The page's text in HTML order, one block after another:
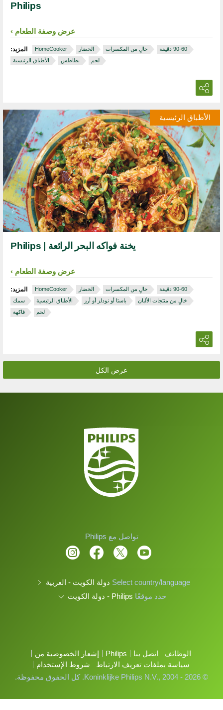
Philips
عرض وصفة الطعام
المزيد: HomeCooker الخضار خالٍ من المكسرات
الأطباق الرئيسية
بطاطس لحم
الأطباق الرئيسية
يخنة فواكه البحر الرائعة | Philips
عرض وصفة الطعام
المزيد: HomeCooker الخضار خالٍ من المكسرات
سمك
الأطباق الرئيسية باستا أو نودلز أو أرز
خالٍ من منتجات الألبان
فاكهة
لحم
عرض الكل
تواصل مع Philips
Select country/language دولة الكويت - العربية
حدد موقعًاPhilips - دولة الكويت
الوظائف اتصل بنا Philips
إشعار الخصوصية من
سياسة بملفات تعريف الارتباط
شروط الإستخدام
© Koninklijke Philips N.V., 2004 - 2026. كل الحقوق محفوظة.